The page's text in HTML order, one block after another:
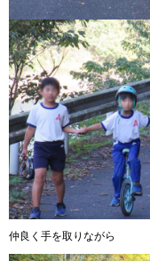
仲良く手を取りながら